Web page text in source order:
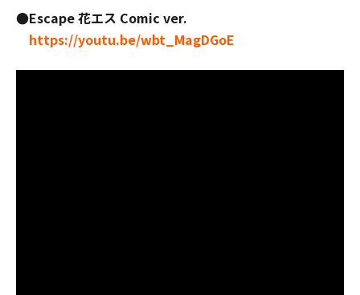
●Escape 花エス Comic ver.
https://youtu.be/wbt_MagDGoE